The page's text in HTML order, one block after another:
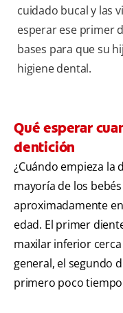
cuidado bucal y las
esperar ese primer
bases para que su
higiene dental.
Qué esperar
dentición
¿Cuándo empieza la
mayoría de los
aproximadamente
edad. El primer
maxilar inferior
general, el segundo
primero poco